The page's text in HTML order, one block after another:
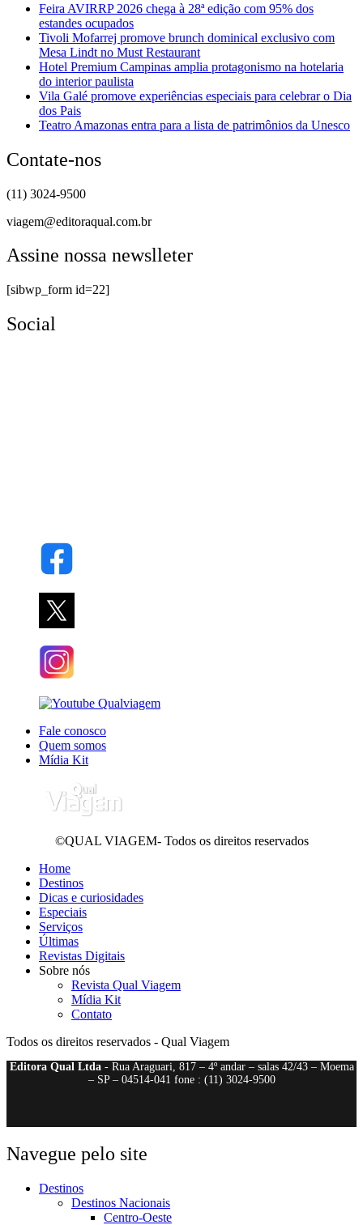
Feira AVIRRP 2026 chega à 28ª edição com 95% dos
estandes ocupados
Tivoli Mofarrej promove brunch dominical exclusivo com
Mesa Lindt no Must Restaurant
Hotel Premium Campinas amplia protagonismo na hotelaria
do interior paulista
Vila Galé promove experiências especiais para celebrar o Dia
dos Pais
Teatro Amazonas entra para a lista de patrimônios da Unesco
Contate-nos
(11) 3024-9500
viagem@editoraqual.com.br
Assine nossa newslleter
[sibwp_form id=22]
Social
Fale conosco
Quem somos
Mídia Kit
©QUAL VIAGEM- Todos os direitos reservados
Home
Destinos
Dicas e curiosidades
Especiais
Serviços
Últimas
Revistas Digitais
Sobre nós
Revista Qual Viagem
Mídia Kit
Contato
Todos os direitos reservados - Qual Viagem
Editora Qual Ltda- Rua Araguari, 817 – 4º andar – salas 42/43 – Moema
– SP – 04514-041 fone : (11) 3024-9500
Navegue pelo site
Destinos
Destinos Nacionais
Centro-Oeste